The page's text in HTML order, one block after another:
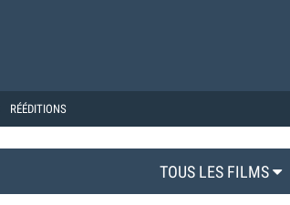
RÉÉDITIONS
TOUS LES FILMS